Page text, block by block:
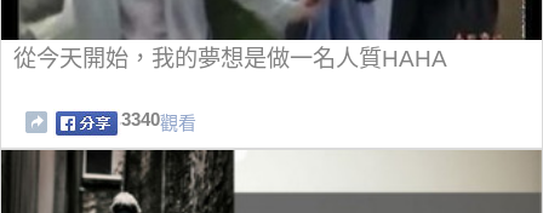
從今天開始，我的夢想是做一名人質HAHA
3340觀看